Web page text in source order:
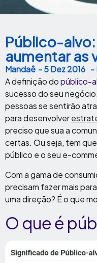
Público-
aumentar as
Mandaê -5 Dez 2016 -
A definição dopúblico-
sucesso do seu
pessoas se sentirão
para desenvolver
preciso que sua a
certas. Ou seja, tem
público e o seu e-
Com a gama de
precisam fazer mais
uma direção? É o que
O que é